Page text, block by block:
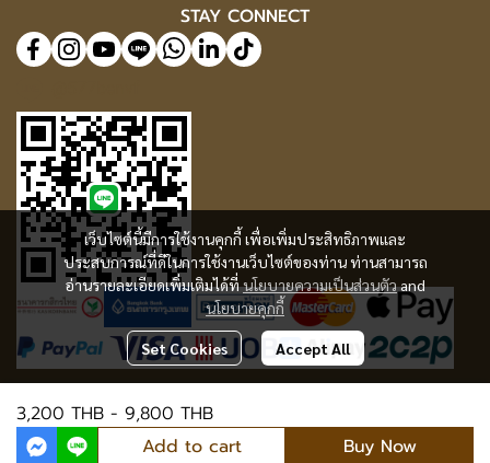
3,200 THB - 9,800 THB
Add to cart
Buy Now
เว็บไซต์นี้มีการใช้งานคุกกี้ เพื่อเพิ่มประสิทธิภาพและ
ประสบการณ์ที่ดีในการใช้งานเว็บไซต์ของท่าน ท่านสามารถ
อ่านรายละเอียดเพิ่มเติมได้ที่นโยบายความเป็นส่วนตัวand
นโยบายคุกกี้
Set Cookies Accept All
STAY CONNECT
© Copyright 2025 | All Rights Reserved | Thaikanya Limited Company |
Privacy